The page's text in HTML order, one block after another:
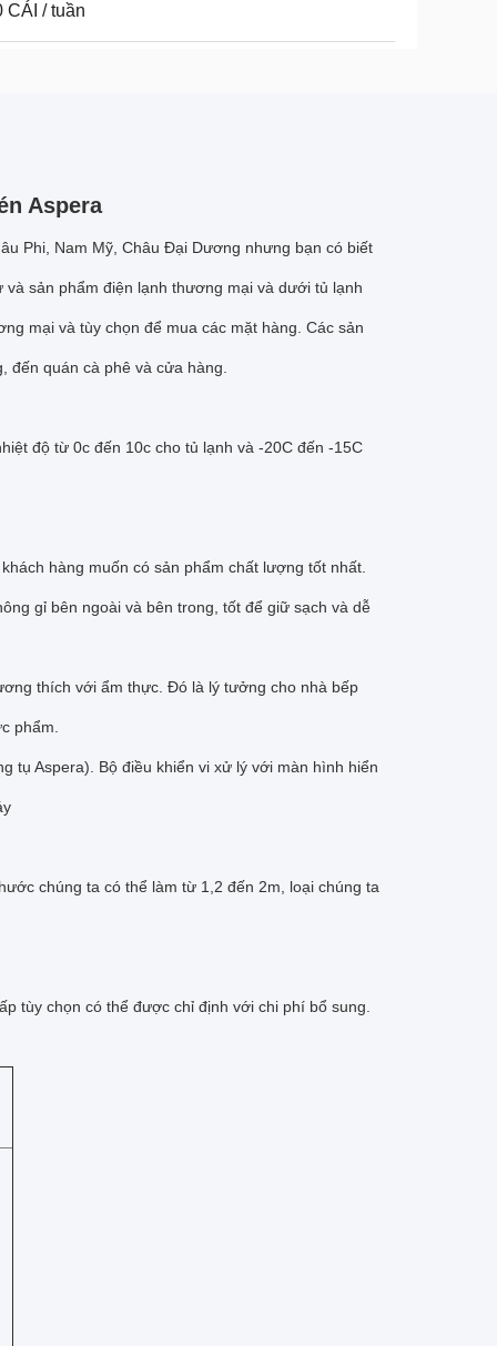
CÁI / tuần
Aspera
Phi, Nam Mỹ, Châu Đại Dương nhưng bạn có biết
sản phẩm điện lạnh thương mại và dưới tủ lạnh
mại và tùy chọn để mua các mặt hàng. Các sản
đến quán cà phê và cửa hàng.
độ từ 0c đến 10c cho tủ lạnh và -20C đến -15C
hàng muốn có sản phẩm chất lượng tốt nhất.
gỉ bên ngoài và bên trong, tốt để giữ sạch và dễ
thích với ẩm thực. Đó là lý tưởng cho nhà bếp
phẩm.
tụ Aspera). Bộ điều khiển vi xử lý với màn hình hiển
chúng ta có thể làm từ 1,2 đến 2m, loại chúng ta
tùy chọn có thể được chỉ định với chi phí bổ sung.